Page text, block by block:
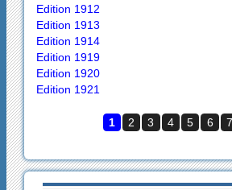
Edition 1912
Edition 1913
Edition 1914
Edition 1919
Edition 1920
Edition 1921
1 2 3 4 5 6 7